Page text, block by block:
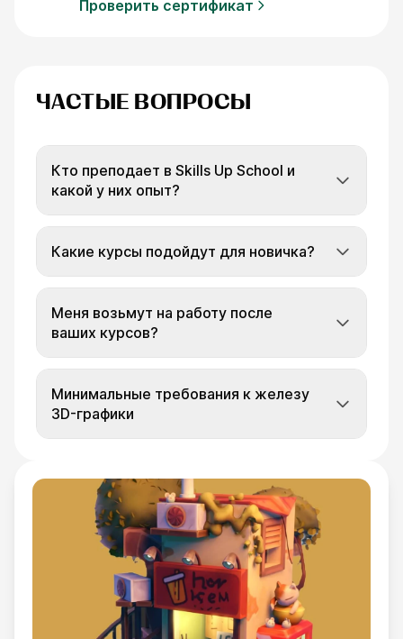
Проверить сертификат
ЧАСТЫЕ ВОПРОСЫ
Кто преподает в Skills Up School и
какой у них опыт?
Какие курсы подойдут для новичка?
Меня возьмут на работу после
ваших курсов?
Минимальные требования к железу
3D-графики